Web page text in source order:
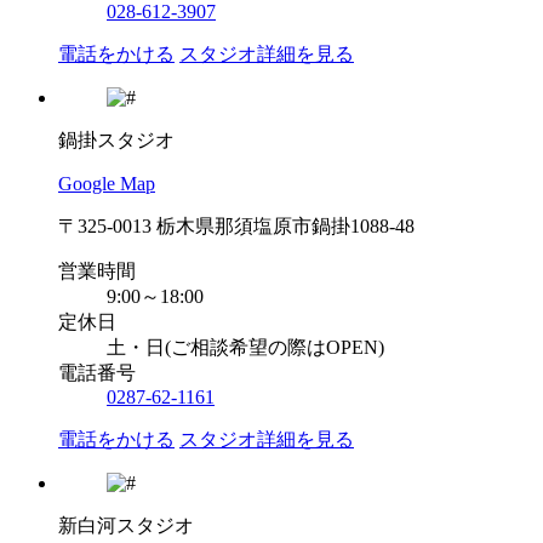
028-612-3907
電話をかける スタジオ詳細を見る
鍋掛スタジオ
Google Map
〒325-0013 栃木県那須塩原市鍋掛1088-48
営業時間
9:00～18:00
定休日
土・日(ご相談希望の際はOPEN)
電話番号
0287-62-1161
電話をかける スタジオ詳細を見る
新白河スタジオ